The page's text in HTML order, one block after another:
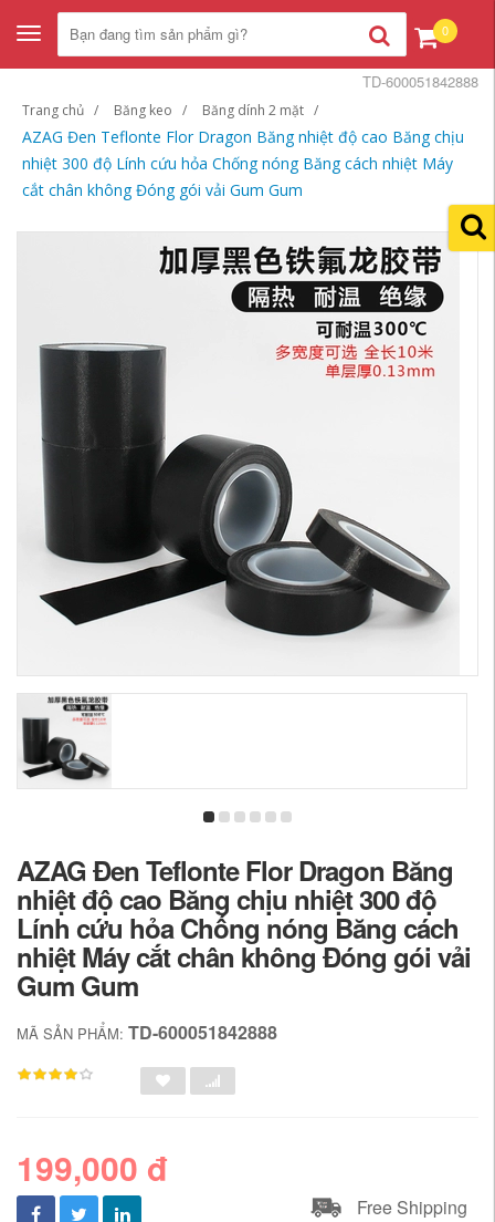
Toggle
navigation
0
Trang chủ Băng keo Băng dính 2 mặt
AZAG Đen Teflonte Flor Dragon Băng nhiệt độ cao Băng chịu
nhiệt 300 độ Lính cứu hỏa Chống nóng Băng cách nhiệt Máy
cắt chân không Đóng gói vải Gum Gum
TD-600051842888
AZAG Đen Teflonte Flor Dragon Băng
nhiệt độ cao Băng chịu nhiệt 300 độ
Lính cứu hỏa Chống nóng Băng cách
nhiệt Máy cắt chân không Đóng gói vải
Gum Gum
MÃ SẢN PHẨM: TD-600051842888
199,000 đ
Free Shipping